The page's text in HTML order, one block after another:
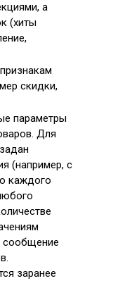
а
(хиты
скидки,
параметры
Для
(например, с
каждого
сообщение
заранее